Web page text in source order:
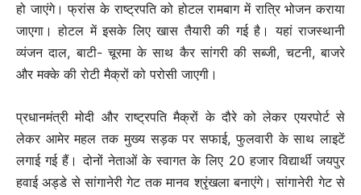
हो जाएंगे। फ्रांस के राष्ट्रपति को होटल रामबाग में रात्रि भोजन कराया
जाएगा। होटल में इसके लिए खास तैयारी की गई है। यहां राजस्थानी
व्यंजन दाल, बाटी- चूरमा के साथ कैर सांगरी की सब्जी, चटनी, बाजरे
और मक्के की रोटी मैक्रों को परोसी जाएगी।
प्रधानमंत्री मोदी और राष्ट्रपति मैक्रों के दौरे को लेकर एयरपोर्ट से
लेकर आमेर महल तक मुख्य सड़क पर सफाई, फुलवारी के साथ लाइटें
लगाई गई हैं। दोनों नेताओं के स्वागत के लिए 20 हजार विद्यार्थी जयपुर
हवाई अड्डे से सांगानेरी गेट तक मानव श्रृंखला बनाएंगे। सांगानेरी गेट से